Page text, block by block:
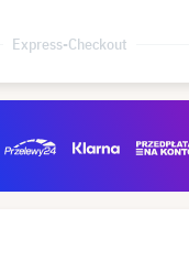
Express-Checkout